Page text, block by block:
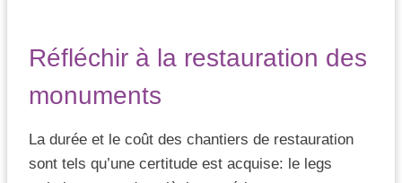
Réfléchir à la restauration des
monuments
La durée et le coût des chantiers de restauration
sont tels qu’une certitude est acquise: le legs